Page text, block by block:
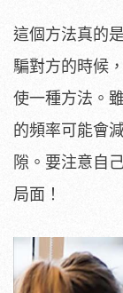
這個方法真的
騙對方的時候
使一種方法。
的頻率可能會
隙。要注意自
局面！